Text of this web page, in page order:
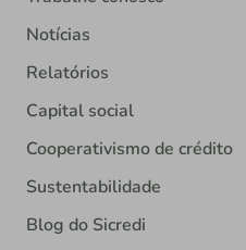
Notícias
Relatórios
Capital social
Cooperativismo de crédito
Sustentabilidade
Blog do Sicredi